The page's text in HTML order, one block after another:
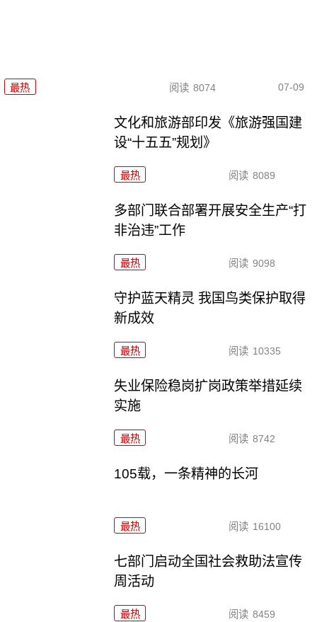
最热 阅读 8074 07-09
文化和旅游部印发《旅游强国建
设“十五五”规划》
最热 阅读 8089
多部门联合部署开展安全生产“打
非治违”工作
最热 阅读 9098
守护蓝天精灵 我国鸟类保护取得
新成效
最热 阅读 10335
失业保险稳岗扩岗政策举措延续
实施
最热 阅读 8742
105载，一条精神的长河
最热 阅读 16100
七部门启动全国社会救助法宣传
周活动
最热 阅读 8459